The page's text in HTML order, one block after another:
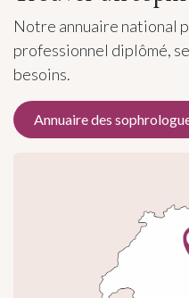
Notre annuaire national
professionnel diplômé,
besoins.
Annuaire des